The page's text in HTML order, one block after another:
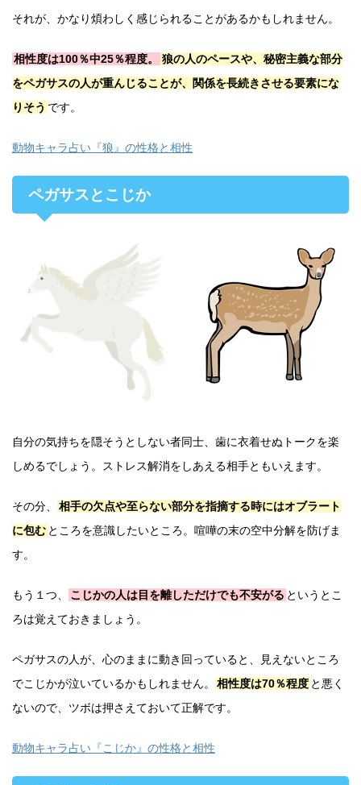
それが、かなり煩わしく感じられることがあるかもしれません。
相性度は100％中25％程度。
狼の人のペースや、秘密主義な部分
をペガサスの人が重んじることが、関係を長続きさせる要素にな
りそう です。
動物キャラ占い『狼』の性格と相性
ペガサスとこじか
自分の気持ちを隠そうとしない者同士、歯に衣着せぬトークを楽
しめるでしょう。ストレス解消をしあえる相手ともいえます。
その分、
相手の欠点や至らない部分を指摘する時にはオブラート
に包む ところを意識したいところ。喧嘩の末の空中分解を防げま
す。
もう１つ、 こじかの人は目を離しただけでも不安がる というとこ
ろは覚えておきましょう。
ペガサスの人が、心のままに動き回っていると、見えないところ
でこじかが泣いているかもしれません。
相性度は70％程度 と悪く
ないので、ツボは押さえておいて正解です。
動物キャラ占い『こじか』の性格と相性